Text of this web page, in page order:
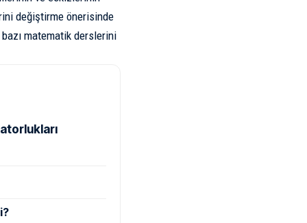
değiştirme önerisinde
matematik derslerini